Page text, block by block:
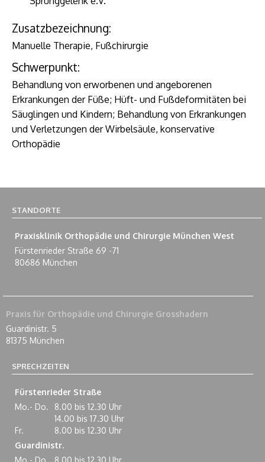
Zusatzbezeichnung:
Manuelle Therapie, Fußchirurgie
Schwerpunkt:
Behandlung von erworbenen und angeborenen
Erkrankungen der Füße; Hüft- und Fußdeformitäten bei
Säuglingen und Kindern; Behandlung von Erkrankungen
und Verletzungen der Wirbelsäule, konservative
Orthopädie
STANDORTE
Praxisklinik Orthopädie und Chirurgie München West
Fürstenrieder Straße 69 -71
80686 München
Praxis für Orthopädie und Chirurgie Grosshadern
Guardinistr. 5
81375 München
SPRECHZEITEN
Fürstenrieder Straße
Mo.- Do.
8.00 bis 12.30 Uhr
14.00 bis 17.30 Uhr
Fr.
8.00 bis 12.30 Uhr
Guardinistr.
Mo.- Do.
8.00 bis 12.30 Uhr